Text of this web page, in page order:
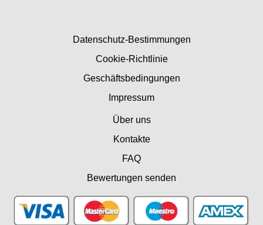
Datenschutz-Bestimmungen
Cookie-Richtlinie
Geschäftsbedingungen
Impressum
Über uns
Kontakte
FAQ
Bewertungen senden